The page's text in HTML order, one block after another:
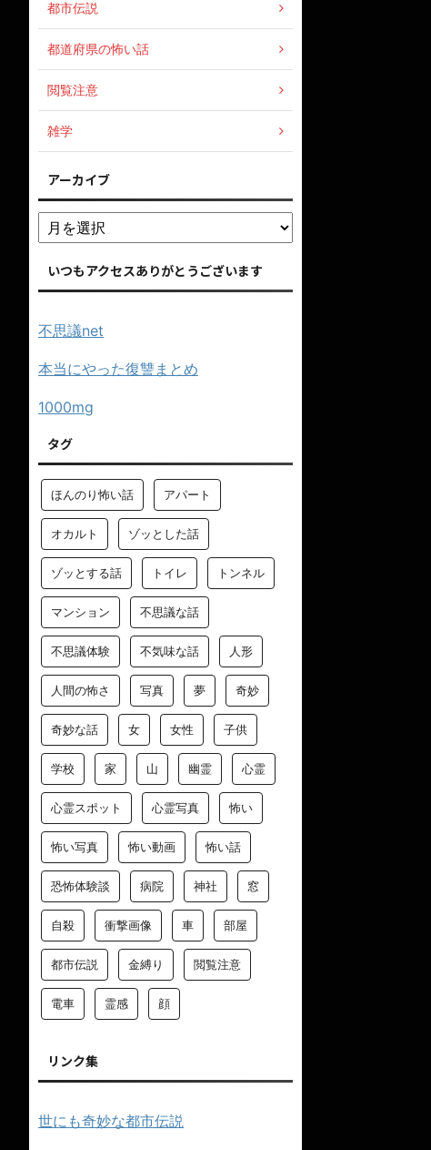
都市伝説
都道府県の怖い話
閲覧注意
雑学
アーカイブ
いつもアクセスありがとうございます
不思議net
本当にやった復讐まとめ
1000mg
タグ
ほんのり怖い話 アパート
オカルト ゾッとした話
ゾッとする話 トイレ トンネル
マンション 不思議な話
不思議体験 不気味な話 人形
人間の怖さ 写真 夢 奇妙
奇妙な話 女 女性 子供
学校 家 山 幽霊 心霊
心霊スポット 心霊写真 怖い
怖い写真 怖い動画 怖い話
恐怖体験談 病院 神社 窓
自殺 衝撃画像 車 部屋
都市伝説 金縛り 閲覧注意
電車 霊感 顔
リンク集
世にも奇妙な都市伝説